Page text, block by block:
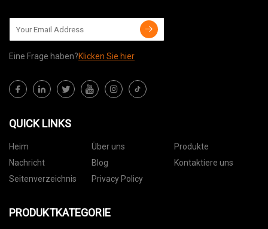
Eine Frage haben?Klicken Sie hier
QUICK LINKS
Heim Über uns
Produkte
Nachricht
Blog
Kontaktiere uns
Seitenverzeichnis
Privacy Policy
PRODUKTKATEGORIE